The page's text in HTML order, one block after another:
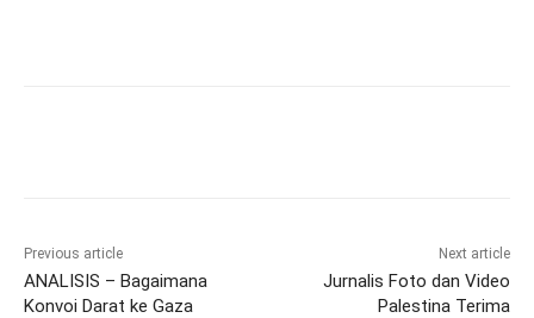
Previous article
ANALISIS – Bagaimana
Konvoi Darat ke Gaza
Next article
Jurnalis Foto dan Video
Palestina Terima